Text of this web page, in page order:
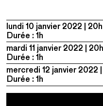
lundi 10 janvier 2022
20h
Durée : 1h
mardi 11 janvier 2022
20h
Durée : 1h
mercredi 12 janvier 2022
Durée : 1h